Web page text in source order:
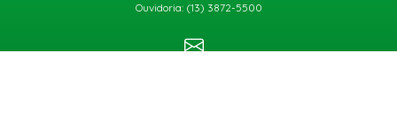
Ouvidoria: (13) 3872-5500